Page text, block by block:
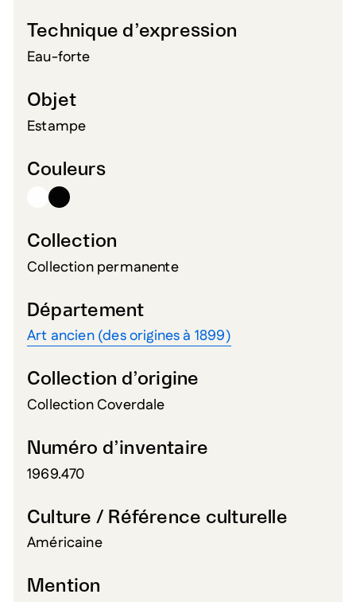
Technique d’expression
Eau-forte
Objet
Estampe
Couleurs
Collection
Collection permanente
Département
Art ancien (des origines à 1899)
Collection d’origine
Collection Coverdale
Numéro d’inventaire
1969.470
Culture / Référence culturelle
Américaine
Mention